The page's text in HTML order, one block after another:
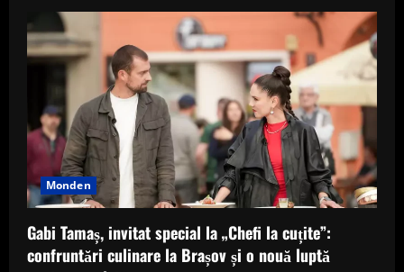
Monden
Gabi Tamaș, invitat special la „Chefi la cuțite”:
confruntări culinare la Brașov și o nouă luptă